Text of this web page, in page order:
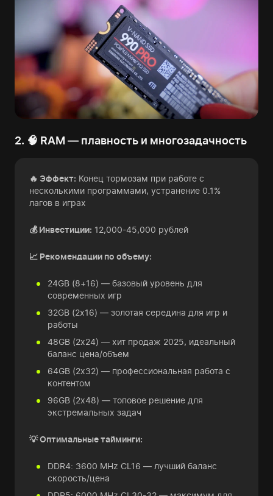
2. 🧠 RAM — плавность и многозадачность
🔥 Эффект: Конец тормозам при работе с
несколькими программами, устранение 0.1%
лагов в играх
💰 Инвестиции: 12,000-45,000 рублей
📈 Рекомендации по объему:
24GB (8+16) — базовый уровень для
современных игр
32GB (2x16) — золотая середина для игр и
работы
48GB (2x24) — хит продаж 2025, идеальный
баланс цена/объем
64GB (2x32) — профессиональная работа с
контентом
96GB (2x48) — топовое решение для
экстремальных задач
💡 Оптимальные тайминги:
DDR4: 3600 MHz CL16 — лучший баланс
скорость/цена